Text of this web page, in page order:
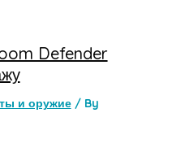
Defender
и оружие/ By